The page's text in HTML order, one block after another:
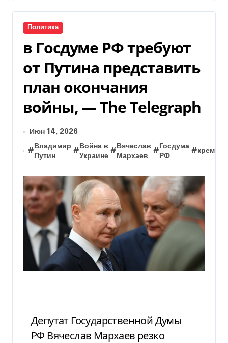
Политика
в Госдуме РФ требуют
от Путина представить
план окончания
войны, — The Telegraph
Июн 14, 2026
#
Владимир
Путин
#
Война в
Украине
#
Вячеслав
Мархаев
#
Госдума
РФ
#кремль
Депутат Государственной Думы
РФ Вячеслав Мархаев резко